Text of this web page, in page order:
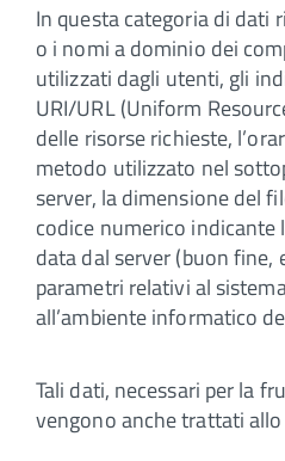
In questa categoria di dati
o i nomi a dominio dei
utilizzati dagli utenti, gli
URI/URL (Uniform
delle risorse richieste,
metodo utilizzato nel
server, la dimensione del
codice numerico
data dal server (buon fine,
parametri relativi al
all’ambiente informatico
Tali dati, necessari per la
vengono anche trattati